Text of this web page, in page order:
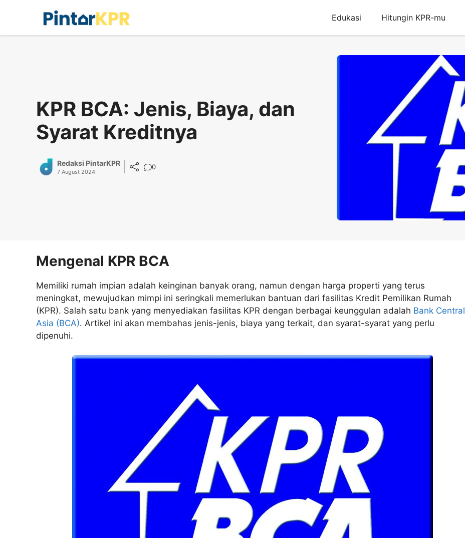
Edukasi Hitungin KPR-mu
KPR BCA: Jenis, Biaya, dan
Syarat Kreditnya
Redaksi PintarKPR
7 August 2024
0
Mengenal KPR BCA
Memiliki rumah impian adalah keinginan banyak orang, namun dengan harga properti yang terus
meningkat, mewujudkan mimpi ini seringkali memerlukan bantuan dari fasilitas Kredit Pemilikan Rumah
(KPR). Salah satu bank yang menyediakan fasilitas KPR dengan berbagai keunggulan adalah Bank Central
Asia (BCA). Artikel ini akan membahas jenis-jenis, biaya yang terkait, dan syarat-syarat yang perlu
dipenuhi.